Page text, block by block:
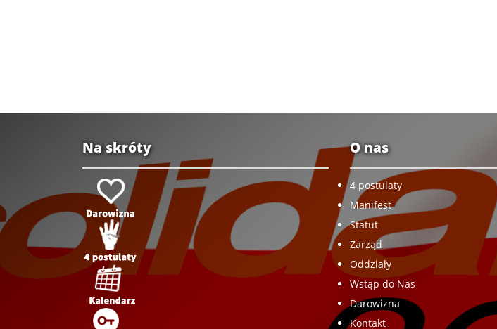
Na skróty O nas
4 postulaty
Manifest
Statut
Zarząd
Oddziały
Wstąp do Nas
Darowizna
Kontakt